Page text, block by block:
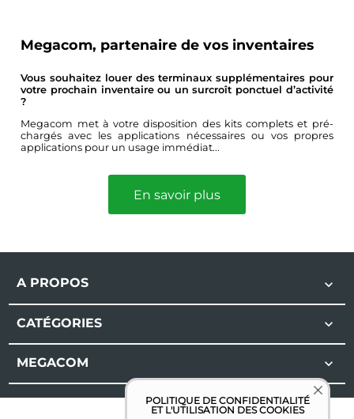
Megacom, partenaire de vos inventaires
Vous souhaitez louer des terminaux supplémentaires pour
votre prochain inventaire ou un surcroît ponctuel d’activité
?
Megacom met à votre disposition des kits complets et pré-
chargés avec les applications nécessaires ou vos propres
applications pour un usage immédiat...
En savoir plus
A PROPOS 
CATÉGORIES 
MEGACOM 
POLITIQUE DE CONFIDENTIALITÉ
ET L'UTILISATION DES COOKIES